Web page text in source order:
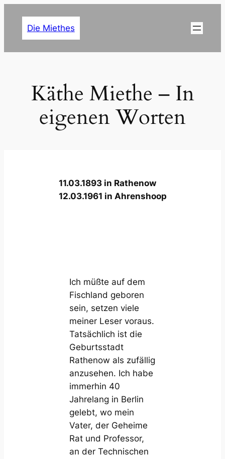
Die Miethes
Käthe Miethe – In
eigenen Worten
11.03.1893 in Rathenow
12.03.1961 in Ahrenshoop
Ich müßte auf dem
Fischland geboren
sein, setzen viele
meiner Leser voraus.
Tatsächlich ist die
Geburtsstadt
Rathenow als zufällig
anzusehen. Ich habe
immerhin 40
Jahrelang in Berlin
gelebt, wo mein
Vater, der Geheime
Rat und Professor,
an der Technischen